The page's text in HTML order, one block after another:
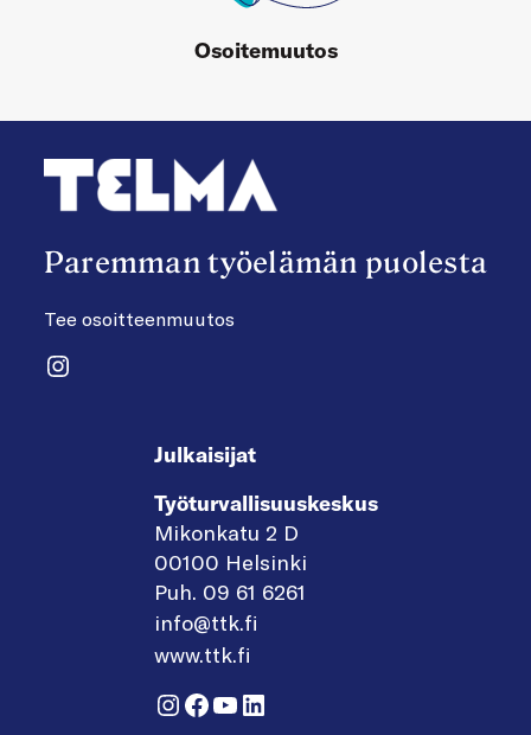
Osoitemuutos
Paremman työelämän puolesta
Tee osoitteenmuutos
Instagram
Julkaisijat
Työturvallisuuskeskus
Mikonkatu 2 D
00100 Helsinki
Puh. 09 61 6261
info@ttk.fi
www.ttk.fi
Instagram
Facebook
YouTube
LinkedIn